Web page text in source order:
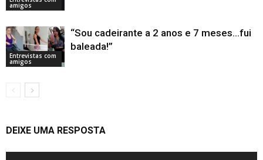
amigos
Entrevistas com
amigos
“Sou cadeirante a 2 anos e 7 meses…fui
baleada!”
DEIXE UMA RESPOSTA